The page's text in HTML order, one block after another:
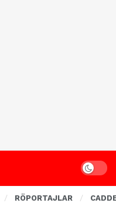
Dark
RÖPORTAJLAR